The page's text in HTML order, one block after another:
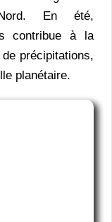
En été,
contribue à la
précipitations,
planétaire.